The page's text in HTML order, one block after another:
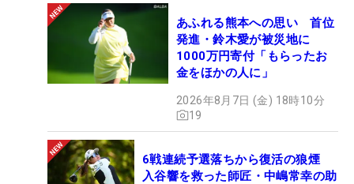
あふれる熊本への思い 首位
発進・鈴木愛が被災地に
1000万円寄付「もらったお
金をほかの人に」
2026年8月7日 (金) 18時10分
19
6戦連続予選落ちから復活の狼煙
入谷響を救った師匠・中嶋常幸の助